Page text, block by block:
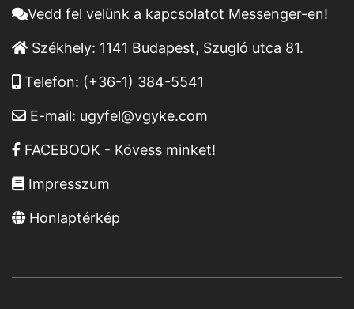
Vedd fel velünk a kapcsolatot Messenger-en!
Székhely: 1141 Budapest, Szugló utca 81.
Telefon: (+36-1) 384-5541
E-mail: ugyfel@vgyke.com
FACEBOOK - Kövess minket!
Impresszum
Honlaptérkép